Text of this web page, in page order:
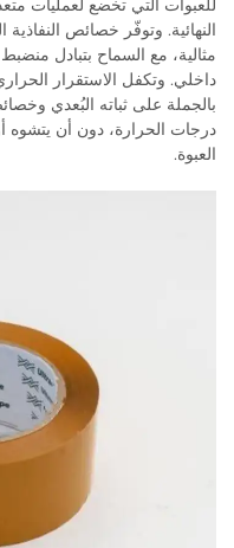
للعبوات التي تخضع لعمليات
النهائية. وتوفّر خصائص
مثالية، مع السماح بتبادل
بالجملة على ثباته البُعدي
درجات الحرارة، دون أن يتشوه
العبوة.